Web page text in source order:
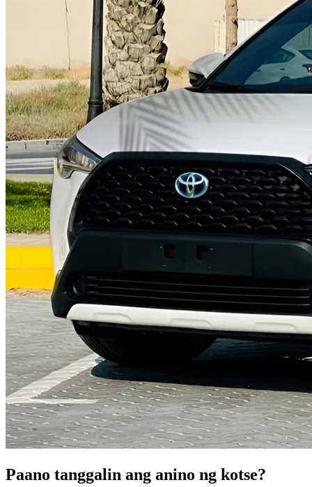
Paano tanggalin ang anino ng kotse?